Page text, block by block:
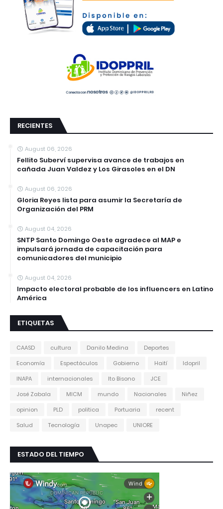
RECIENTES
August 06, 2026
Fellito Suberví supervisa avance de trabajos en
cañada Juan Valdez y Los Girasoles en el DN
August 06, 2026
Gloria Reyes lista para asumir la Secretaría de
Organización del PRM
August 04, 2026
SNTP Santo Domingo Oeste agradece al MAP e
impulsará jornada de capacitación para
comunicadores del municipio
August 04, 2026
Impacto electoral probable de los influencers en Latino
América
ETIQUETAS
CAASD cultura Danilo Medina
Deportes
Economía
Espectáculos Gobierno Haití
Idopril
INAPA
internacionales Ito Bisono
JCE
José Zabala
MICM mundo Nacionales
Niñez
opinion
PLD politica Portuaria
recent
Salud
Tecnología Unapec UNIORE
ESTADO DEL TIEMPO